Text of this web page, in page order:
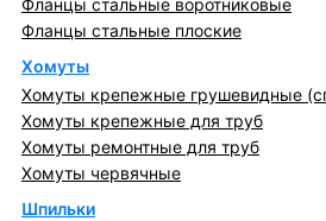
Фланцы стальные воротниковые
Фланцы стальные плоские
Хомуты
Хомуты крепежные грушевидные
Хомуты крепежные для труб
Хомуты ремонтные для труб
Хомуты червячные
Шпильки